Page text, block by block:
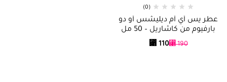
(0)
عطر يس أي أم ديليشس أو دو
بارفيوم من كاشاريل – 50 مل
⃁190
⃁ 110